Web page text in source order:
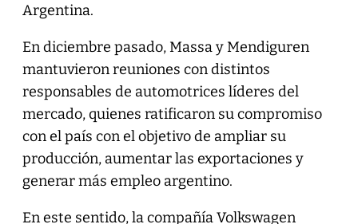
Argentina.
En diciembre pasado, Massa y Mendiguren
mantuvieron reuniones con distintos
responsables de automotrices líderes del
mercado, quienes ratificaron su compromiso
con el país con el objetivo de ampliar su
producción, aumentar las exportaciones y
generar más empleo argentino.
En este sentido, la compañía Volkswagen